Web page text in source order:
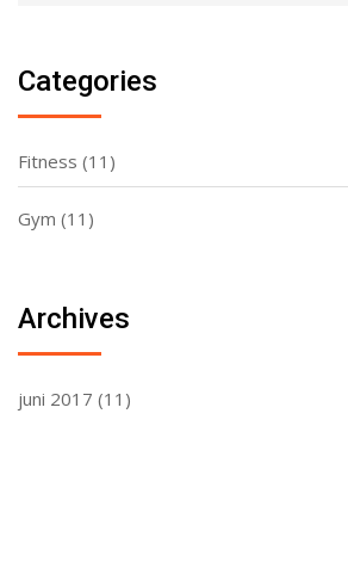
Categories
Fitness (11)
Gym (11)
Archives
juni 2017 (11)